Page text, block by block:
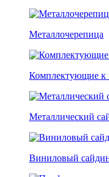
Металлочерепица
Комплектующие к
Металлический
Виниловый